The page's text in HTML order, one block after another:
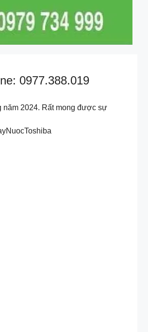
0977.388.019
năm 2024. Rất mong được sự